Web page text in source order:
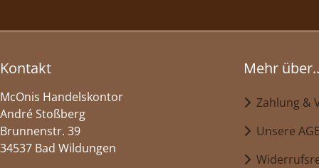
Kontakt
McOnis Handelskontor
André Stoßberg
Brunnenstr. 39
34537 Bad Wildungen
Mehr
Zahlung &
Unsere